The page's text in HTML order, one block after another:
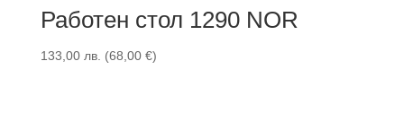
Работен стол 1290 NOR
133,00 лв. (68,00 €)